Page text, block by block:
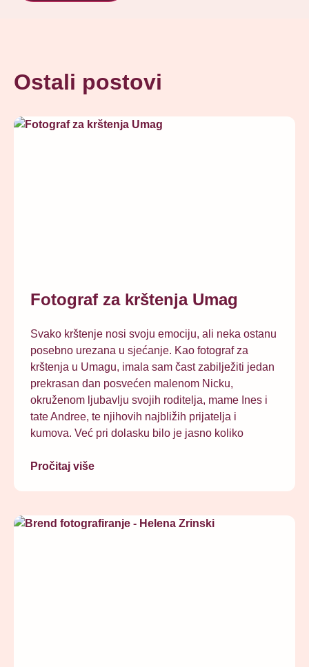
Ostali postovi
Fotograf za krštenja Umag
Svako krštenje nosi svoju emociju, ali neka ostanu
posebno urezana u sjećanje. Kao fotograf za
krštenja u Umagu, imala sam čast zabilježiti jedan
prekrasan dan posvećen malenom Nicku,
okruženom ljubavlju svojih roditelja, mame Ines i
tate Andree, te njihovih najbližih prijatelja i
kumova. Već pri dolasku bilo je jasno koliko
Pročitaj više